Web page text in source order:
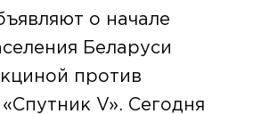
о начале
Беларуси
против
V». Сегодня